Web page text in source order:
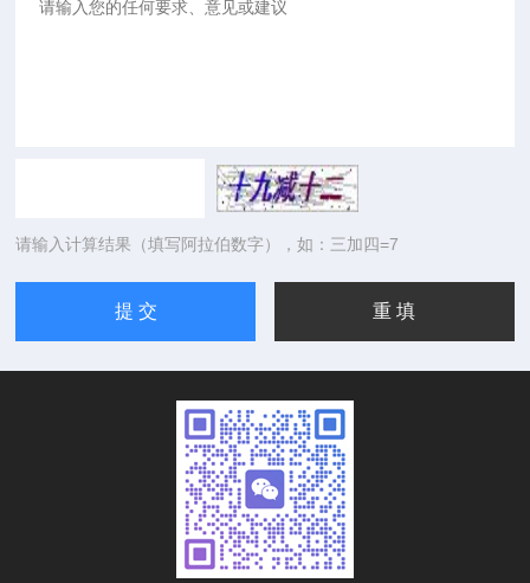
请输入计算结果（填写阿拉伯数字），如：三加四=7